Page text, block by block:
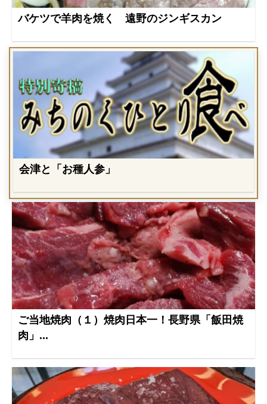
バケツで羊肉を焼く 遠野のジンギスカン
会津と「お種人参」
ご当地焼肉（１）焼肉日本一！長野県「飯田焼
肉」...